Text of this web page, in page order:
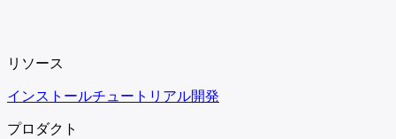
リソース
インストールチュートリアル開発
プロダクト